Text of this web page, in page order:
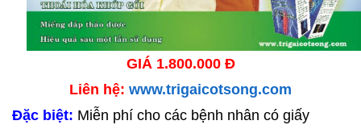
GIÁ 1.800.000 Đ
Liên hệ: www.trigaicotsong.com
Đặc biệt: Miễn phí cho các bệnh nhân có giấy